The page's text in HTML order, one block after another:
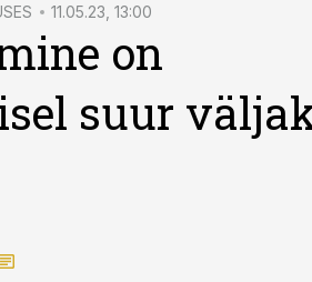
11.05.23, 13:00
on
suur